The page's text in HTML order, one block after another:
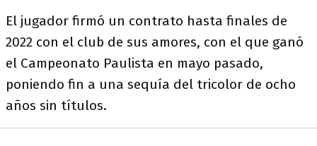
El jugador firmó un contrato hasta finales de
2022 con el club de sus amores, con el que ganó
el Campeonato Paulista en mayo pasado,
poniendo fin a una sequía del tricolor de ocho
años sin títulos.